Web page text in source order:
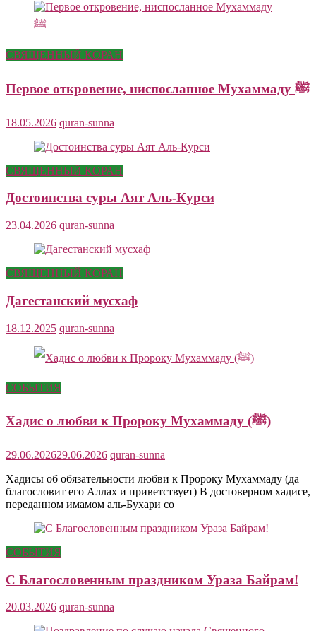
СВЯЩЕННЫЙ КОРАН
Первое откровение, ниспосланное Мухаммаду ﷺ
18.05.2026 quran-sunna
СВЯЩЕННЫЙ КОРАН
Достоинства суры Аят Аль-Курси
23.04.2026 quran-sunna
СВЯЩЕННЫЙ КОРАН
Дагестанский мусхаф
18.12.2025 quran-sunna
СОБЫТИЯ
Хадис о любви к Пророку Мухаммаду (ﷺ)
29.06.202629.06.2026 quran-sunna
Хадисы об обязательности любви к Пророку Мухаммаду (да
благословит его Аллах и приветствует) В достоверном хадисе,
переданном имамом аль-Бухари со
СОБЫТИЯ
С Благословенным праздником Ураза Байрам!
20.03.2026 quran-sunna